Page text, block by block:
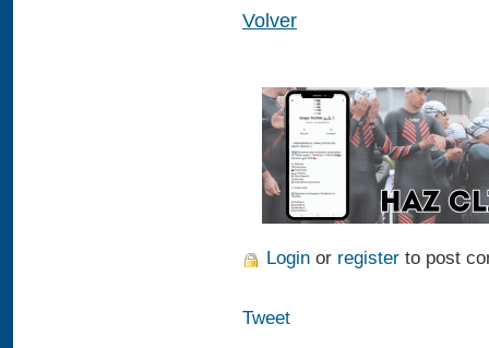
Volver
Login or register to post
Tweet